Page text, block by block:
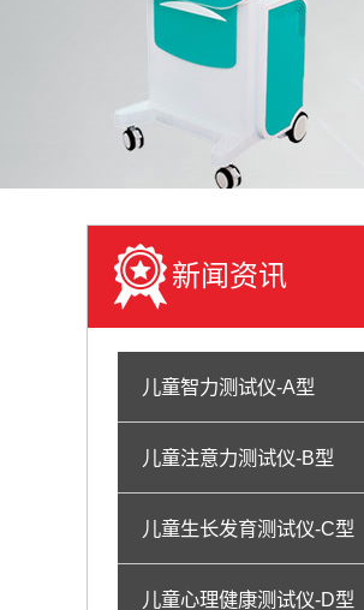
新闻资讯
儿童智力测试仪-A型
儿童注意力测试仪-B型
儿童生长发育测试仪-C型
儿童心理健康测试仪-D型